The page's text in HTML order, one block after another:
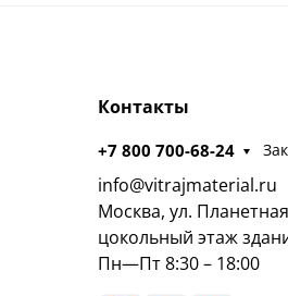
Контакты
+7 800 700-68-24
info@vitrajmaterial.ru
Москва, ул.
цокольный этаж
Пн—Пт 8:30 – 18:00